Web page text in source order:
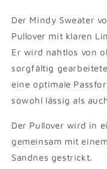
Der Mindy Sweater
Pullover mit klaren
Er wird nahtlos von
sorgfältig
eine optimale
sowohl lässig als
Der Pullover wird in
gemeinsam mit
Sandnes gestrickt.